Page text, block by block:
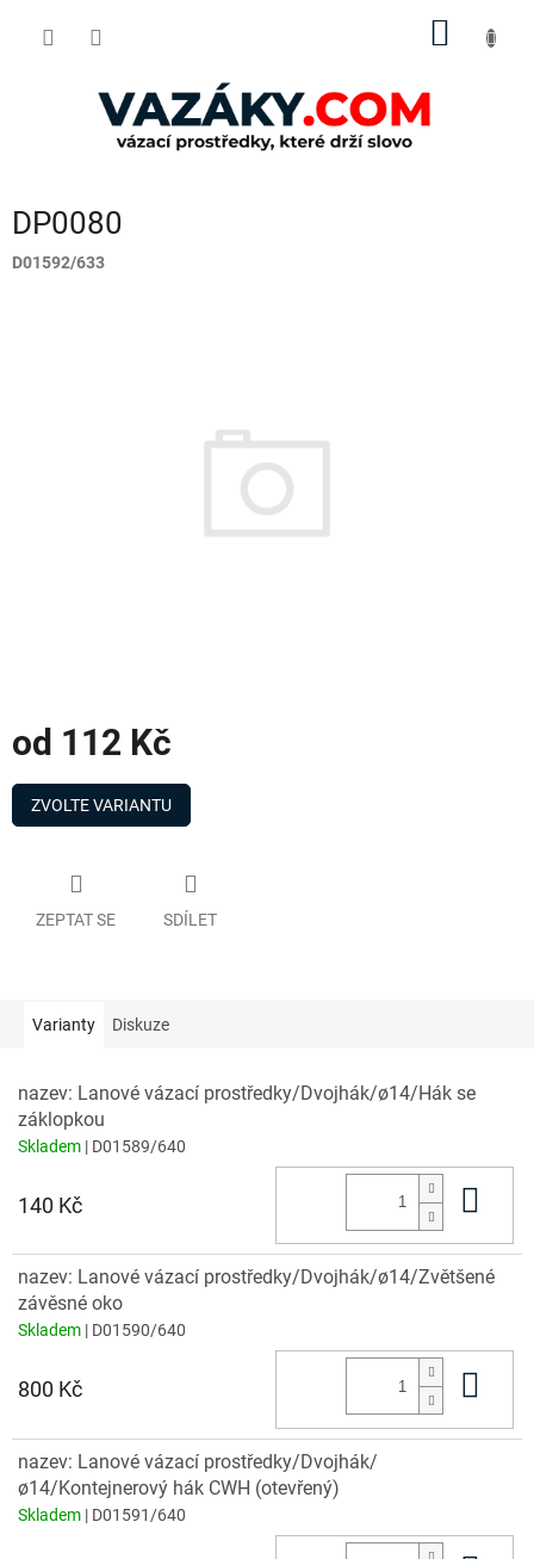
DP0080
D01592/633
od 112 Kč
Měrná
cena:
ZVOLTE VARIANTU
ZEPTAT SE SDÍLET
Varianty Diskuze
nazev: Lanové vázací prostředky/Dvojhák/ø14/Hák se
záklopkou
Skladem | D01589/640
140 Kč
nazev: Lanové vázací prostředky/Dvojhák/ø14/Zvětšené
závěsné oko
Skladem | D01590/640
800 Kč
nazev: Lanové vázací prostředky/Dvojhák/
ø14/Kontejnerový hák CWH (otevřený)
Skladem | D01591/640